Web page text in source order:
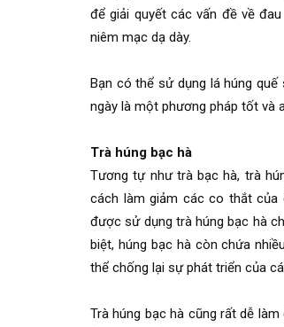
để giải quyết các vấn đề về
niêm mạc dạ dày.
Bạn có thể sử dụng lá húng
ngày là một phương pháp tốt và
Trà húng bạc hà
Tương tự như trà bạc hà, trà
cách làm giảm các co thắt của
được sử dụng trà húng bạc hà
biệt, húng bạc hà còn chứa
thể chống lại sự phát triển của
Trà húng bạc hà cũng rất dễ